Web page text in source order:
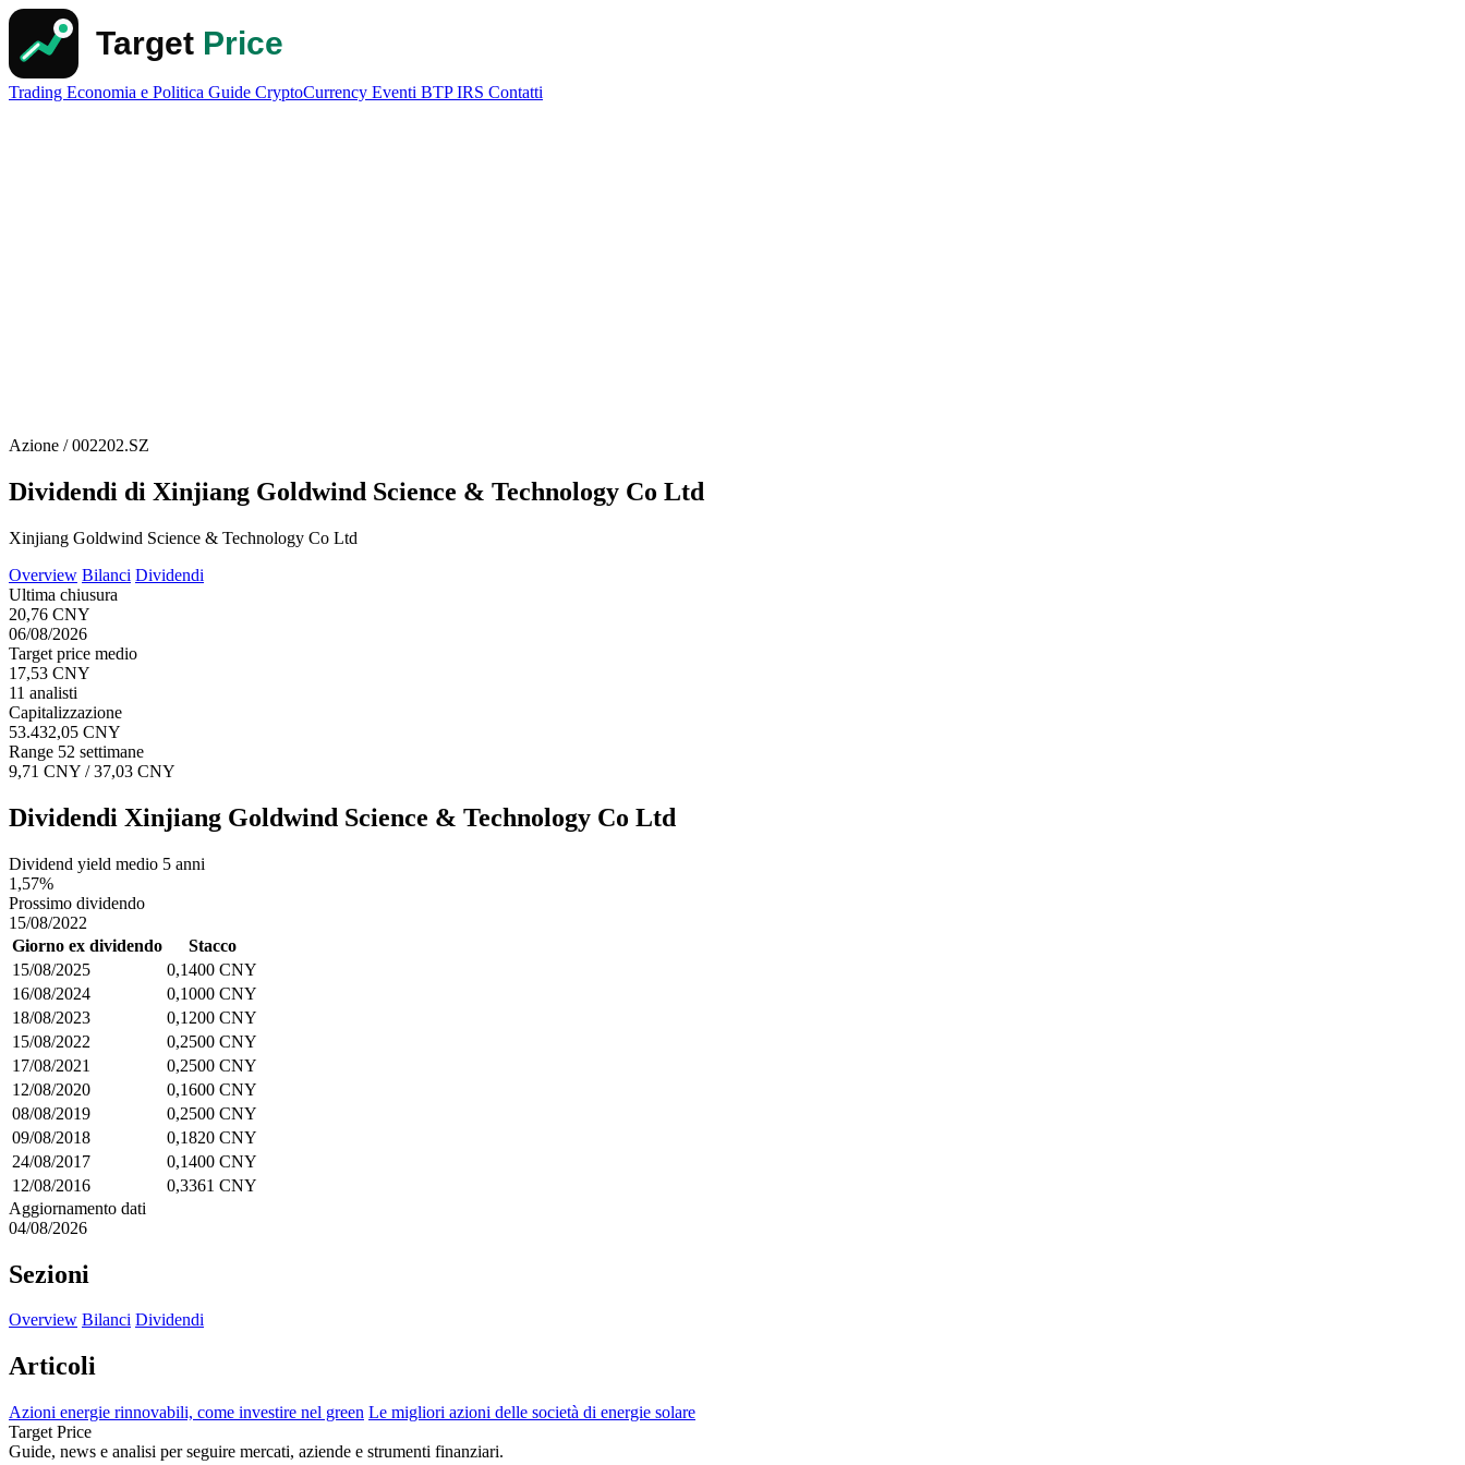
Trading Economia e Politica Guide CryptoCurrency Eventi BTPIRS Contatti
Azione / 002202.SZ
Dividendi di Xinjiang Goldwind Science & Technology Co Ltd
Xinjiang Goldwind Science & Technology Co Ltd
Overview Bilanci Dividendi
Ultima chiusura
20,76 CNY
06/08/2026
Target price medio
17,53 CNY
11 analisti
Capitalizzazione
53.432,05 CNY
Range 52 settimane
9,71 CNY / 37,03 CNY
Dividendi Xinjiang Goldwind Science & Technology Co Ltd
Dividend yield medio 5 anni
1,57%
Prossimo dividendo
15/08/2022
Giorno ex dividendo
Stacco
15/08/2025
0,1400 CNY
16/08/2024
0,1000 CNY
18/08/2023
0,1200 CNY
15/08/2022
0,2500 CNY
17/08/2021
0,2500 CNY
12/08/2020
0,1600 CNY
08/08/2019
0,2500 CNY
09/08/2018
0,1820 CNY
24/08/2017
0,1400 CNY
12/08/2016
0,3361 CNY
Aggiornamento dati
04/08/2026
Sezioni
Overview Bilanci Dividendi
Articoli
Azioni energie rinnovabili, come investire nel green Le migliori azioni delle società di energie solare
Target Price
Guide, news e analisi per seguire mercati, aziende e strumenti finanziari.